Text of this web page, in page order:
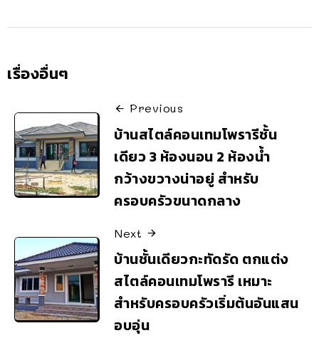
เรื่องอื่นๆ
Previous
บ้านสไตล์คอนเทมโพรารีชั้น
เดียว 3 ห้องนอน 2 ห้องน้ำ
กว้างขวางน่าอยู่ สำหรับ
ครอบครัวขนาดกลาง
Next
บ้านชั้นเดียวกะทัดรัด ตกแต่ง
สไตล์คอนเทมโพรารี เหมาะ
สำหรับครอบครัวเริ่มต้นอันแสน
อบอุ่น